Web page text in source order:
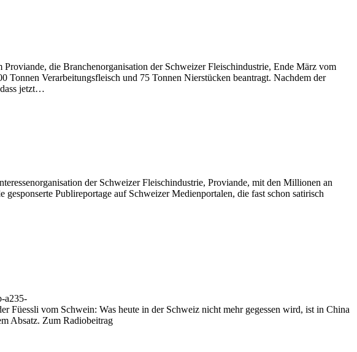
die Branchenorganisation der Schweizer Fleischindustrie, Ende März vom
Verarbeitungsfleisch und 75 Tonnen Nierstücken beantragt. Nachdem der
jetzt…
der Schweizer Fleischindustrie, Proviande, mit den Millionen an
Publireportage auf Schweizer Medienportalen, die fast schon satirisch
a235-
vom Schwein: Was heute in der Schweiz nicht mehr gegessen wird, ist in China
Absatz. Zum Radiobeitrag